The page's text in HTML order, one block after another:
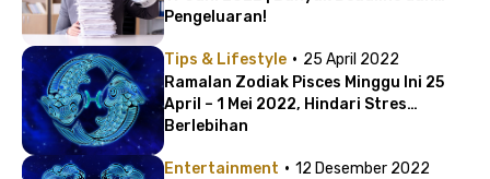
Pengeluaran!
Tips & Lifestyle · 25 April 2022
Ramalan Zodiak Pisces Minggu Ini 25
April – 1 Mei 2022, Hindari Stres
Berlebihan
Entertainment · 12 Desember 2022